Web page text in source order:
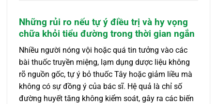
Những rủi ro nếu tự ý điều trị và hy vọng
chữa khỏi tiểu đường trong thời gian ngắn
Nhiều người nóng vội hoặc quá tin tưởng vào các
bài thuốc truyền miệng, lạm dụng dược liệu không
rõ nguồn gốc, tự ý bỏ thuốc Tây hoặc giảm liều mà
không có sự đồng ý của bác sĩ. Hệ quả là chỉ số
đường huyết tăng không kiểm soát, gây ra các biến